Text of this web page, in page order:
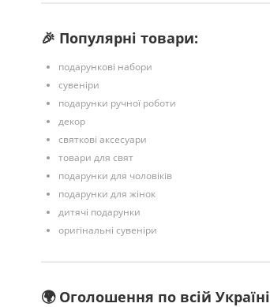
🎉 Популярні товари:
подарункові набори
сувеніри
подарунки ручної роботи
декор
святкові аксесуари
товари для свят
подарунки для чоловіків
подарунки для жінок
дитячі подарунки
оригінальні сувеніри
🌍 Оголошення по всій Україні